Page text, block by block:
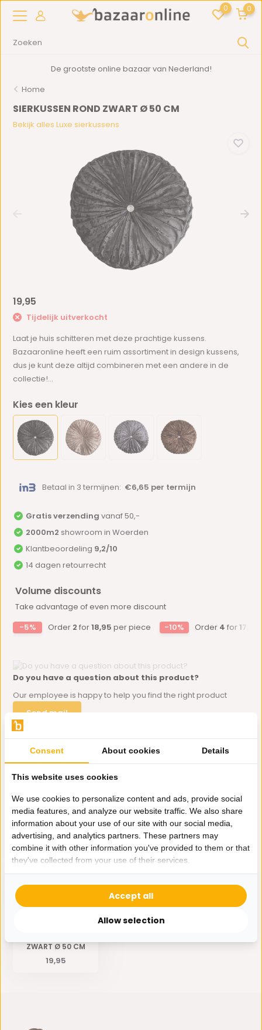
0 0
De grootste online bazaar van Nederland!
Home
SIERKUSSEN ROND ZWART Ø 50 CM
Bekijk alles Luxe sierkussens
19,95
Tijdelijk uitverkocht
Laat je huis schitteren met deze prachtige kussens.
Bazaaronline heeft een ruim assortiment in design kussens,
dus je kunt deze altijd combineren met een andere in de
collectie!...
Kies een kleur
Betaal in 3 termijnen: €6,65 per termijn
Gratis verzending vanaf 50,-
2000m2 showroom in Woerden
Klantbeoordeling 9,2/10
14 dagen retourrecht
Volume discounts
Take advantage of even more discount
-5%
Order 2 for18,95 per piece -10% Order 4 for17,96
Do you have a question about this product?
Our employee is happy to help you find the right product
Send mail
Productomschrijving
Delen
Eerder bekeken door jou
ZWART Ø 50 CM
19,95
Consent About cookies Details
This website uses cookies
We use cookies to personalize content and ads, provide social
media features, and analyze our website traffic. We also share
information about your use of our site with our social media,
advertising, and analytics partners. These partners may
combine it with other information you've provided to them or that
they've collected from your use of their services.
Allow selection
Accept all